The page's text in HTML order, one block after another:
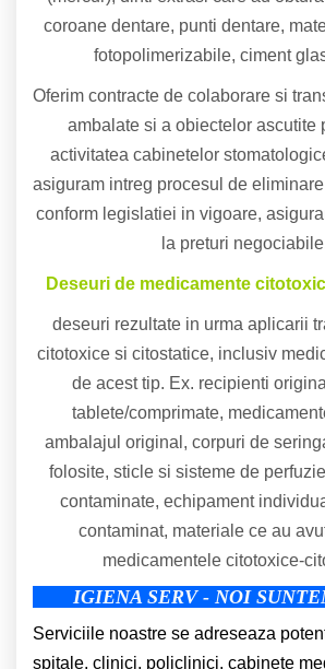
coroane dentare, punti dentare,
fotopolimerizabile, ciment
Oferim contracte de colaborare si
ambalate si a obiectelor ascutite
activitatea cabinetelor
asiguram intreg procesul de
conform legislatiei in vigoare,
la preturi
Deseuri de medicamente
deseuri rezultate in urma aplicarii
citotoxice si citostatice, inclusiv
de acest tip. Ex. recipienti
tablete/comprimate,
ambalajul original, corpuri de
folosite, sticle si sisteme de
contaminate, echipament
contaminat, materiale ce au
medicamentele citotoxice-
IGIENA SERV - NOI
Serviciile noastre se adreseaza
spitale, clinici, policlinici, cabinete